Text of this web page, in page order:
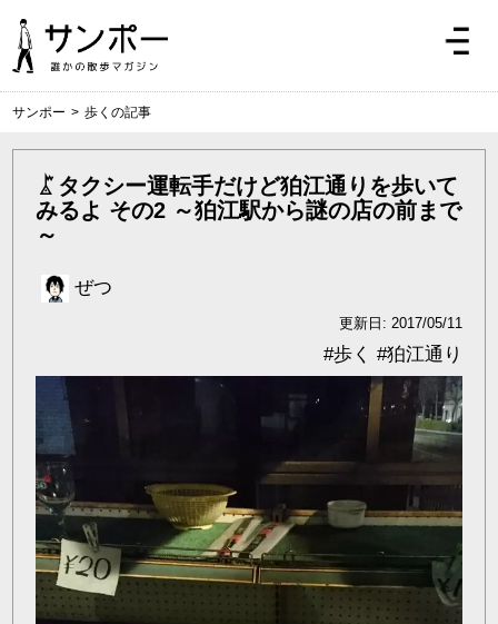
サンポー > 歩くの記事
タクシー運転手だけど狛江通りを歩いて
みるよ その2 ～狛江駅から謎の店の前まで
～
ぜつ
更新日: 2017/05/11
#狛江通り
#歩く